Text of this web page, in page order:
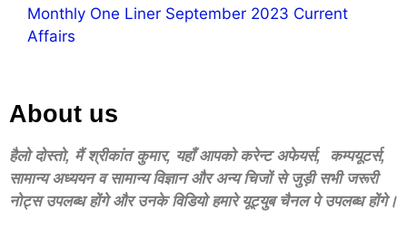
Monthly One Liner September 2023 Current
Affairs
About us
हैलो दोस्‍तो, मैं श्रीकांत कुमार, यहॉं आपको करेन्‍ट अफेयर्स, कम्‍पयूटर्स,
सामान्‍य अध्‍ययन व सामान्‍य विज्ञान और अन्‍य चिजों से जुड़ी सभी जरूरी
नोट्स उपलब्‍ध होंगे और उनके विडियो हमारे यूट्युब चैनल पे उपलब्‍ध होंगे।